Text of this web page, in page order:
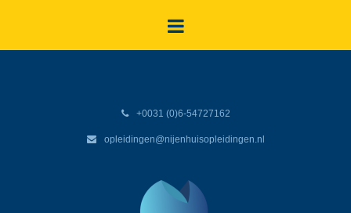
+0031 (0)6-54727162
opleidingen@nijenhuisopleidingen.nl